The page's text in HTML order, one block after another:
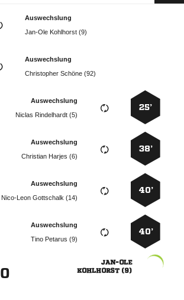
Auswechslung
  
Auswechslung
  
25’
Auswechslung
  
38’
Auswechslung
  
40’
Auswechslung
  
40’
Auswechslung
  

 
